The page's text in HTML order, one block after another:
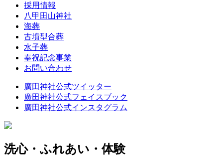
採用情報
八甲田山神社
海葬
古墳型合葬
水子葬
奉祝記念事業
お問い合わせ
廣田神社公式ツイッター
廣田神社公式フェイスブック
廣田神社公式インスタグラム
洗心・ふれあい・体験